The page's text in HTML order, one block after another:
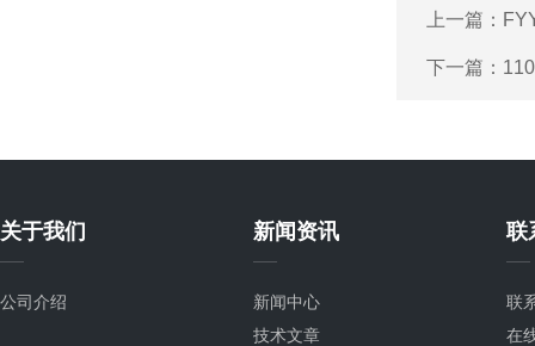
上一篇：
下一篇：
关于我们
公司介绍
新闻资讯
新闻中心
技术文章
联
联
在